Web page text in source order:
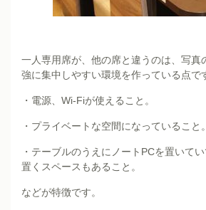
一人専用席が、他の席と違うのは、写真
強に集中しやすい環境を作っている点で
・電源、Wi-Fiが使えること。
・プライベートな空間になっていること。
・テーブルのうえにノートPCを置いて
置くスペースもあること。
などが特徴です。